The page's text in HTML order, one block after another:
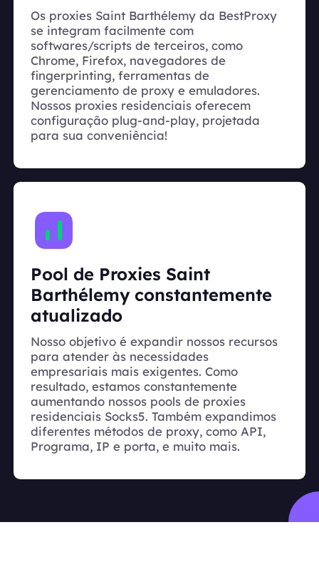
Os proxies Saint Barthélemy da BestProxy
se integram facilmente com
softwares/scripts de terceiros, como
Chrome, Firefox, navegadores de
fingerprinting, ferramentas de
gerenciamento de proxy e emuladores.
Nossos proxies residenciais oferecem
configuração plug-and-play, projetada
para sua conveniência!
Pool de Proxies Saint
Barthélemy constantemente
atualizado
Nosso objetivo é expandir nossos recursos
para atender às necessidades
empresariais mais exigentes. Como
resultado, estamos constantemente
aumentando nossos pools de proxies
residenciais Socks5. Também expandimos
diferentes métodos de proxy, como API,
Programa, IP e porta, e muito mais.